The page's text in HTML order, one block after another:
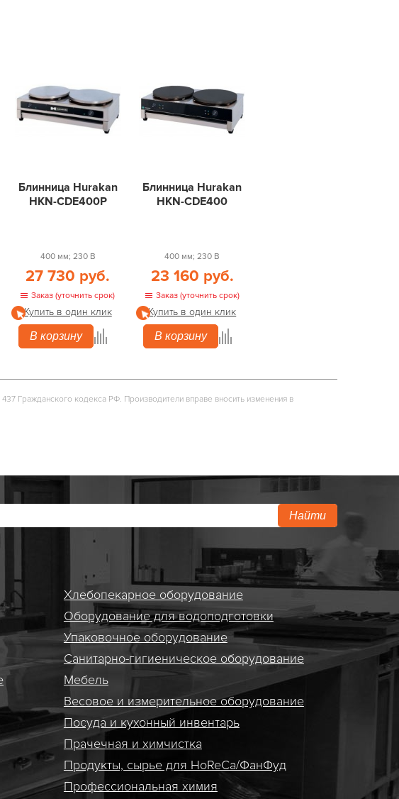
Блинница Hurakan
HKN-CDE400P
400 мм; 230 В
27 730 руб.
Заказ (уточнить срок)
Купить в один клик
В корзину
Блинница Hurakan
HKN-CDE400
400 мм; 230 В
23 160 руб.
Заказ (уточнить срок)
Купить в один клик
В корзину
Гражданского кодекса РФ. Производители вправе вносить изменения в
Найти
Хлебопекарное оборудование
Оборудование для водоподготовки
Упаковочное оборудование
Санитарно-гигиеническое оборудование
Мебель
Весовое и измерительное оборудование
Посуда и кухонный инвентарь
Прачечная и химчистка
Продукты, сырье для HoReCa/ФанФуд
Профессиональная химия